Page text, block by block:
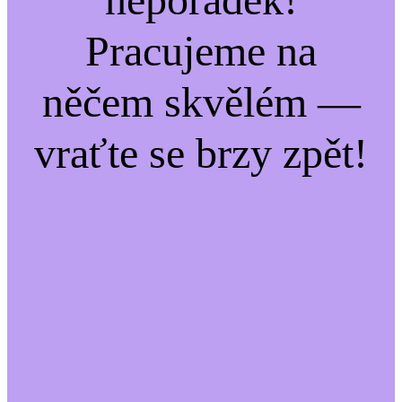
Pracujeme na
něčem skvělém —
vraťte se brzy zpět!